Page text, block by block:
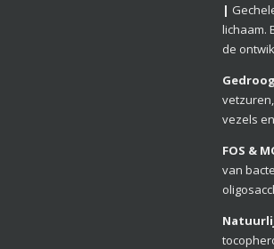
|
lichaam.
de
vezels
FOS &
van